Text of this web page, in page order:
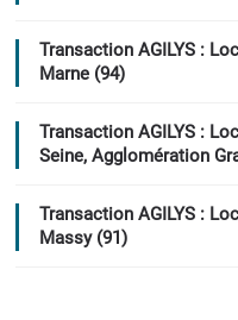
Transaction AGILYS :
Marne (94)
Transaction AGILYS :
Seine, Agglomération
Transaction AGILYS :
Massy (91)